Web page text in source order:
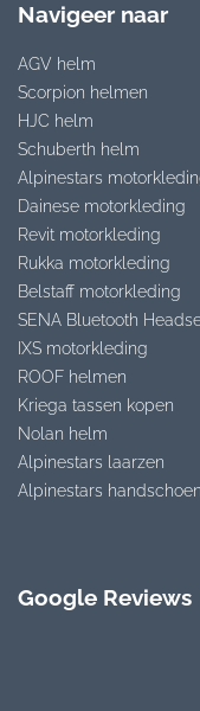
Navigeer naar
AGV helm
Scorpion helmen
HJC helm
Schuberth helm
Alpinestars
Dainese motorkleding
Revit motorkleding
Rukka motorkleding
Belstaff motorkleding
SENA Bluetooth
IXS motorkleding
ROOF helmen
Kriega tassen kopen
Nolan helm
Alpinestars laarzen
Alpinestars
Google Reviews